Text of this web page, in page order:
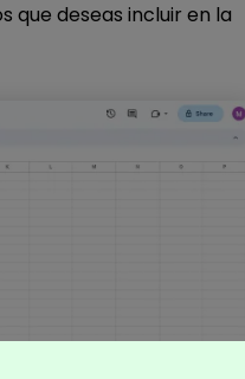
que deseas incluir en la